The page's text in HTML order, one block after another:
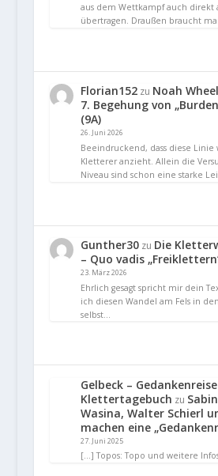
aus dem Wettkampf auch direkt
übertragen. Draußen braucht
Florian152zu Noah
7. Begehung von
(9A)
26. Juni 2026
Beeindruckend, dass diese
Kletterer anzieht. Allein die
Niveau sind schon eine starke
Gunther30zu Die
– Quo vadis
23. März 2026
Ehrlich gesagt spricht mir dein
ich diesen Wandel am Fels in
selbst…
Gelbeck –
Klettertagebuch zu
Wasina, Walter Schierl
machen eine
27. Juni 2025
[…] Topos: Topo und weitere